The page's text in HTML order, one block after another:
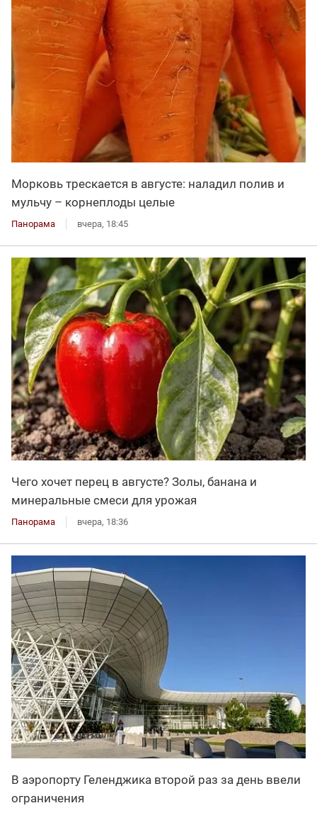
Морковь трескается в августе: наладил полив и
мульчу – корнеплоды целые
Панорама вчера, 18:45
Чего хочет перец в августе? Золы, банана и
минеральные смеси для урожая
Панорама вчера, 18:36
В аэропорту Геленджика второй раз за день ввели
ограничения